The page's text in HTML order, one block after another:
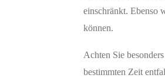
einschränkt. Ebenso
können.
Achten Sie
bestimmten Zeit